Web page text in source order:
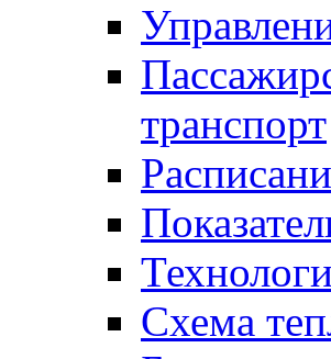
транспорт
Схема